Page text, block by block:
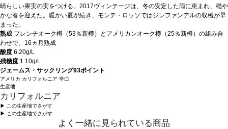
晴らしい果実の実をつける。2017ヴィンテージは、冬の安定した雨に恵まれ、穏や
かな春を迎えた。暖かい夏が続き、モンテ・ロッソではジンファンデルの収穫が早
まった。
熟成 フレンチオーク樽（53％新樽）とアメリカンオーク樽（25％新樽）の組み合
わせで、16ヵ月熟成
酸度 6.20g/L
残糖度 1.10g/L
ジェームス・サックリング93ポイント
アメリカ カリフォルニア 辛口
生産地
カリフォルニア
▶︎ この生産地でさがす
▶︎ この生産地でさがす
よく一緒に見られている商品